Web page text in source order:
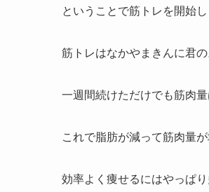
ということで筋トレを開始し
筋トレはなかやまきんに君
一週間続けただけでも筋肉
これで脂肪が減って筋肉量
効率よく痩せるにはやっぱ